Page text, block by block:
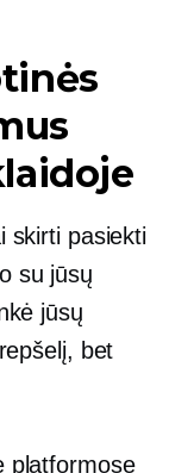
skirti pasiekti
su jūsų
jūsų
bet
platformose